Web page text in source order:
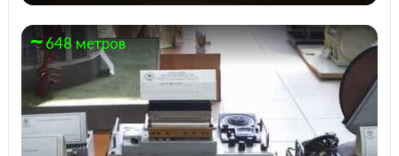
648 метров